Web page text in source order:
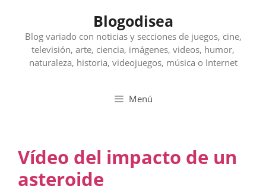
contenido
Blogodisea
Blog variado con noticias y secciones de juegos, cine,
televisión, arte, ciencia, imágenes, videos, humor,
naturaleza, historia, videojuegos, música o Internet
Menú
Vídeo del impacto de un
asteroide